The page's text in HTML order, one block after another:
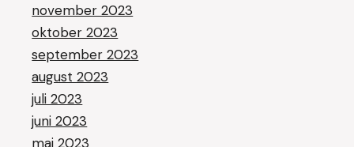
november 2023
oktober 2023
september 2023
august 2023
juli 2023
juni 2023
maj 2023